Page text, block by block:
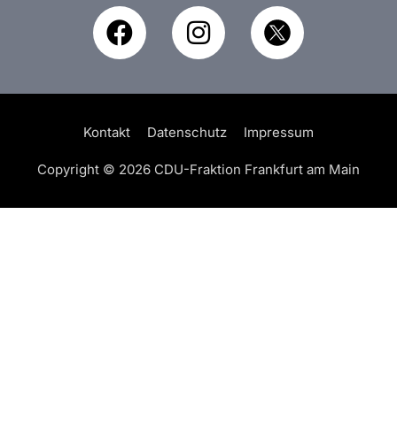
F
a
c
e
b
o
k
I
n
s
t
a
r
a
Kontakt Datenschutz Impressum
Copyright © 2026 CDU-Fraktion Frankfurt am Main